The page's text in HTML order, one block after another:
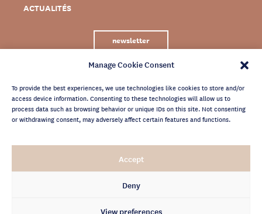
Manage Cookie Consent
To provide the best experiences, we use technologies like cookies to store and/or
access device information. Consenting to these technologies will allow us to
process data such as browsing behavior or unique IDs on this site. Not consenting
or withdrawing consent, may adversely affect certain features and functions.
Accept
Deny
View preferences
ACTUALITÉS
newsletter
MENTIONS LÉGALES
CRÉDITS
POLITIQUE DE CONFIDENTIALITÉ
ARCHIVES NEWSLETTER